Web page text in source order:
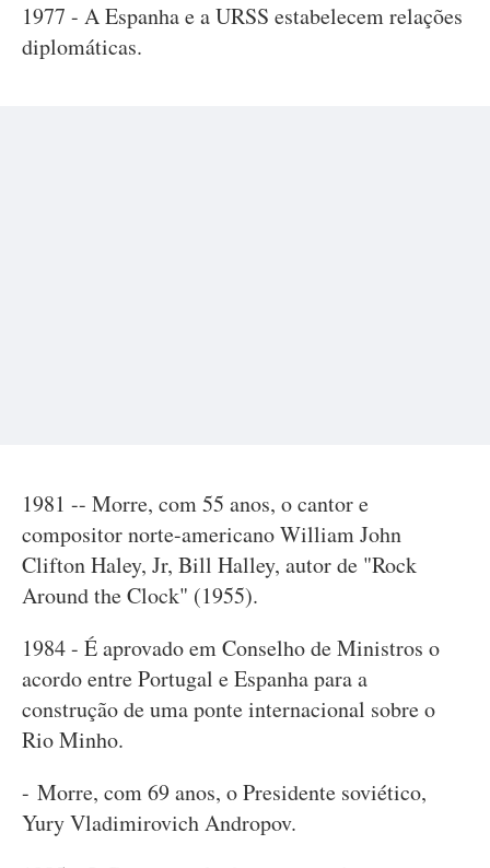
1977 - A Espanha e a URSS estabelecem relações
diplomáticas.
1981 -- Morre, com 55 anos, o cantor e
compositor norte-americano William John
Clifton Haley, Jr, Bill Halley, autor de "Rock
Around the Clock" (1955).
1984 - É aprovado em Conselho de Ministros o
acordo entre Portugal e Espanha para a
construção de uma ponte internacional sobre o
Rio Minho.
- Morre, com 69 anos, o Presidente soviético,
Yury Vladimirovich Andropov.